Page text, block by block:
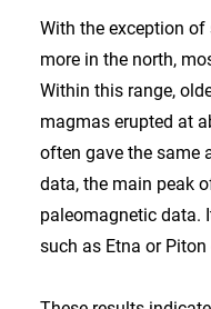
With the exception
more in the north,
Within this range,
magmas erupted at
often gave the same
data, the main peak
paleomagnetic data.
such as Etna or